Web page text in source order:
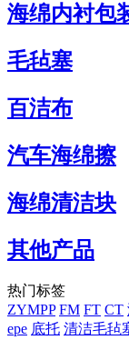
海绵内衬包
毛毡塞
百洁布
汽车海绵擦
海绵清洁块
其他产品
热门标签
ZYMPP FM FT CT
epe 底托 清洁毛毡